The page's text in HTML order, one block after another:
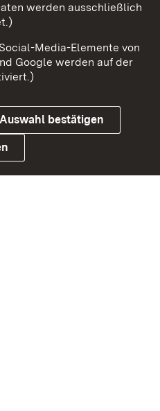
Barrierefreiheit
Cookies
werden ausschließlich
Media-Elemente von
Google werden auf der
Auswahl bestätigen